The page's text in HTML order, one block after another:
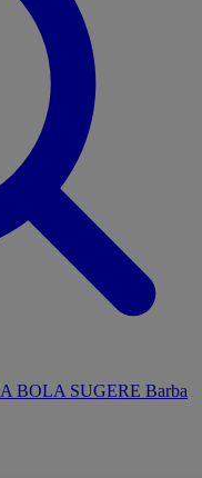
A BOLA SUGERE Barba